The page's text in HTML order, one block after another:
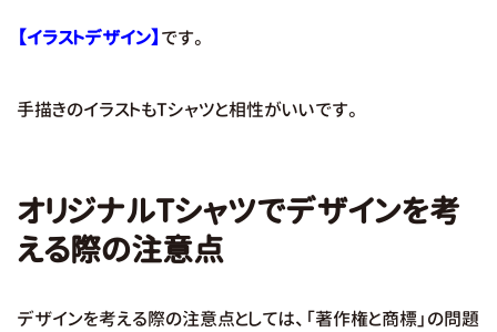
【イラストデザイン】 です。
手描きのイラストもTシャツと相性がいいです。
オリジナルTシャツでデザインを考
える際の注意点
デザインを考える際の注意点としては、「著作権と商標」の問題